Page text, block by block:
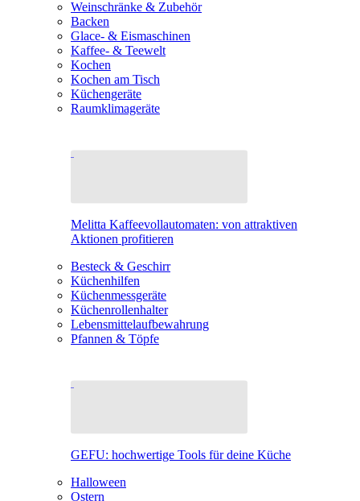
Weinschränke & Zubehör
Backen
Glace- & Eismaschinen
Kaffee- & Teewelt
Kochen
Kochen am Tisch
Küchengeräte
Raumklimageräte
Melitta Kaffeevollautomaten: von attraktiven
Aktionen profitieren
Besteck & Geschirr
Küchenhilfen
Küchenmessgeräte
Küchenrollenhalter
Lebensmittelaufbewahrung
Pfannen & Töpfe
GEFU: hochwertige Tools für deine Küche
Halloween
Ostern